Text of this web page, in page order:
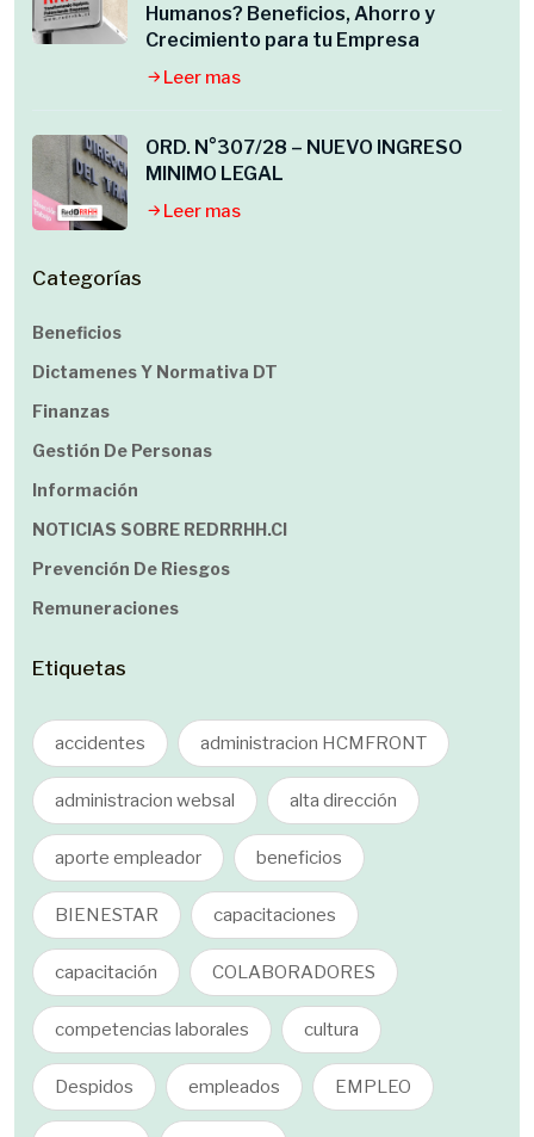
Humanos? Beneficios, Ahorro y
Crecimiento para tu Empresa
Leer mas
ORD. N°307/28 – NUEVO INGRESO
MINIMO LEGAL
Leer mas
Categorías
Beneficios
Dictamenes Y Normativa DT
Finanzas
Gestión De Personas
Información
NOTICIAS SOBRE REDRRHH.cl
Prevención De Riesgos
Remuneraciones
Etiquetas
accidentes administracion HCMFRONT
administracion websal alta dirección
aporte empleador beneficios
BIENESTAR capacitaciones
capacitación COLABORADORES
competencias laborales cultura
Despidos empleados EMPLEO